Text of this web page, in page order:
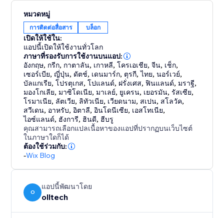
You can also opt into the Backlink Sharing Program
to exchange backlinks with other users and further
strengthen your SEO performance.
Spend less time writing and more time growing your
business while autoBlogger keeps your site
consistently updated with fresh, SEO-friendly
content.
หมวดหมู่
การติดต่อสื่อสาร บล็อก
เปิดให้ใช้ใน:
แอปนี้เปิดให้ใช้งานทั่วโลก
ภาษาที่รองรับการใช้งานบนแอป:
อังกฤษ, กรีก, กาตาลัน, เกาหลี,โครเอเชีย,จีน, เช็ก,
เซอร์เบีย,ญี่ปุ่น, ดัตช์, เดนมาร์ก, ตุรกี,ไทย,นอร์เวย์,
บัลแกเรีย,โปรตุเกส,โปแลนด์, ฝรั่งเศส,ฟินแลนด์,มราฐี,
มองโกเลีย,มาซิโดเนีย,มาเลย์, ยูเครน, เยอรมัน,รัสเซีย,
โรมาเนีย, ลัตเวีย, ลิทัวเนีย, เวียดนาม, สเปน, สโลวัค,
สวีเดน, อาหรับ,อิตาลี,อินโดนีเซีย, เอสโทเนีย,
ไอซ์แลนด์, ฮังการี, ฮินดี, ฮีบรู
คุณสามารถเลือกแปลเนื้อหาของแอปที่ปรากฏบนเว็บไซต์
ในภาษาใดก็ได้
ต้องใช้ร่วมกับ:
-Wix Blog
O
แอปนี้พัฒนาโดย
olltech